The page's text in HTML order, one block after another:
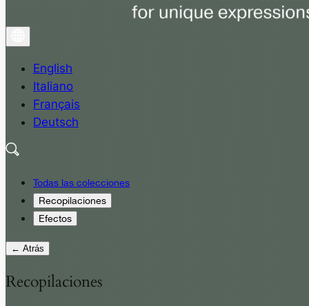
English
Italiano
Français
Deutsch
Todas las colecciones
Recopilaciones
Efectos
← Atrás
Recopilaciones